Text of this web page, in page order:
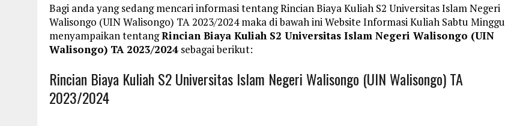
Bagi anda yang sedang mencari informasi tentang Rincian Biaya Kuliah S2 Universitas Islam Negeri
Walisongo (UIN Walisongo) TA 2023/2024 maka di bawah ini Website Informasi Kuliah Sabtu Minggu
menyampaikan tentangRincian Biaya Kuliah S2 Universitas Islam Negeri Walisongo (UIN
Walisongo) TA 2023/2024 sebagai berikut:
Rincian Biaya Kuliah S2 Universitas Islam Negeri Walisongo (UIN Walisongo) TA
2023/2024